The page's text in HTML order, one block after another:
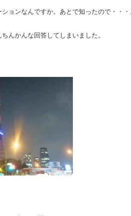
ョンなんですか。あとで知ったので・・
んかんな回答してしまいました。